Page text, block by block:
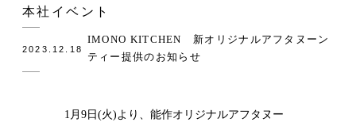
合わせ
ェ
本社イベント
2023.12.18
IMONO KITCHEN 新オリジナルアフタヌーン
ティー提供のお知らせ
1月9日(火)より、能作オリジナルアフタヌー